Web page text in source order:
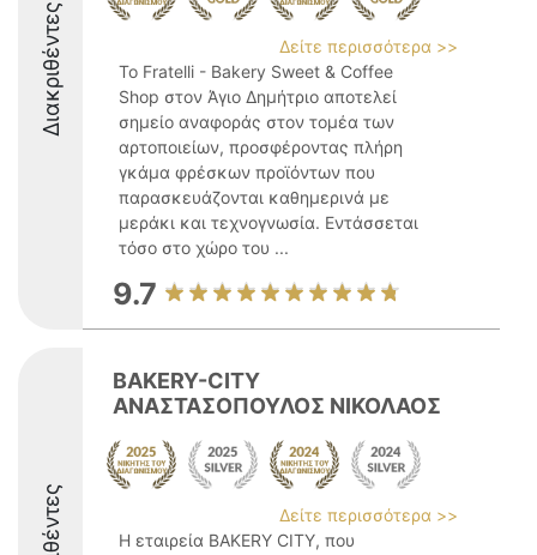
Διακριθέντες
Δείτε περισσότερα >>
Το Fratelli - Bakery Sweet & Coffee
Shop στον Άγιο Δημήτριο αποτελεί
σημείο αναφοράς στον τομέα των
αρτοποιείων, προσφέροντας πλήρη
γκάμα φρέσκων προϊόντων που
παρασκευάζονται καθημερινά με
μεράκι και τεχνογνωσία. Εντάσσεται
τόσο στο χώρο του ...
9.7
BAKERY-CITY
ΑΝΑΣΤΑΣΟΠΟΥΛΟΣ ΝΙΚΟΛΑΟΣ
Δείτε περισσότερα >>
Η εταιρεία BAKERY CITY, που